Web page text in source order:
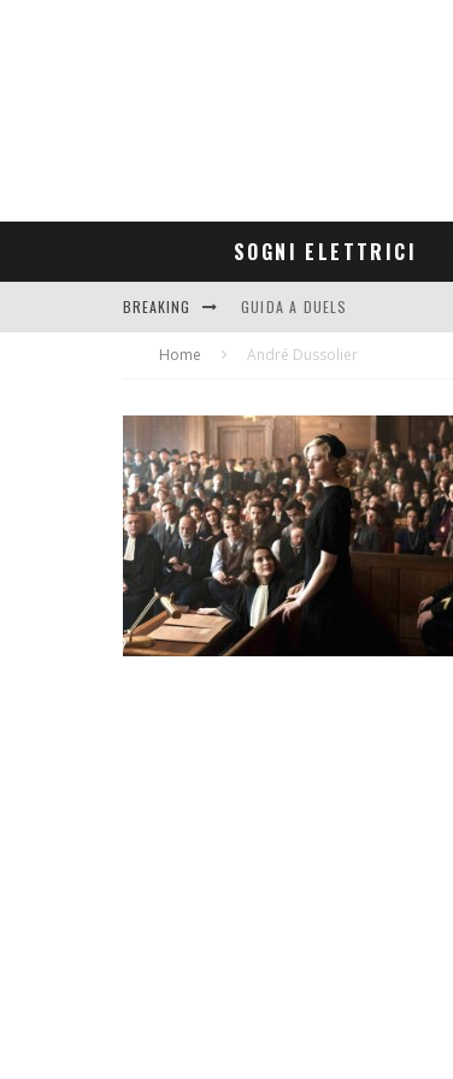
SOGNI ELETTRICI
BREAKING GUIDA A DUELS
CONTRIBUTORS
Home André Dussolier